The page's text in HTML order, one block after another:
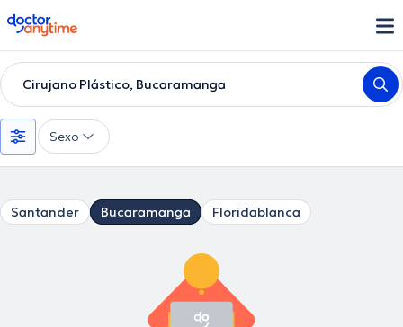
doctoranytime
Cirujano Plástico, Bucaramanga
Sexo
Santander Bucaramanga Floridablanca